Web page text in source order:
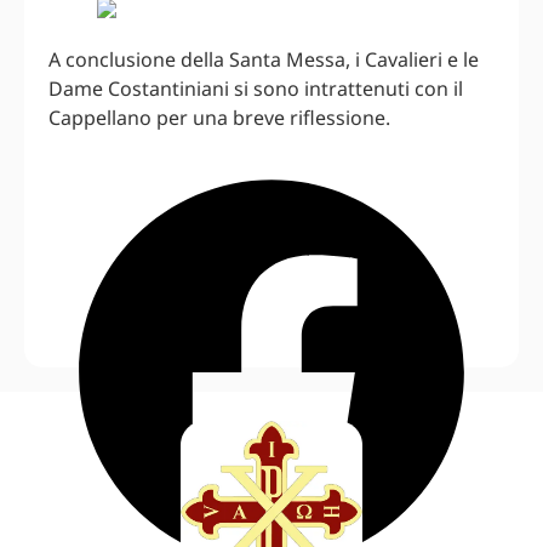
A conclusione della Santa Messa, i Cavalieri e le
Dame Costantiniani si sono intrattenuti con il
Cappellano per una breve riflessione.